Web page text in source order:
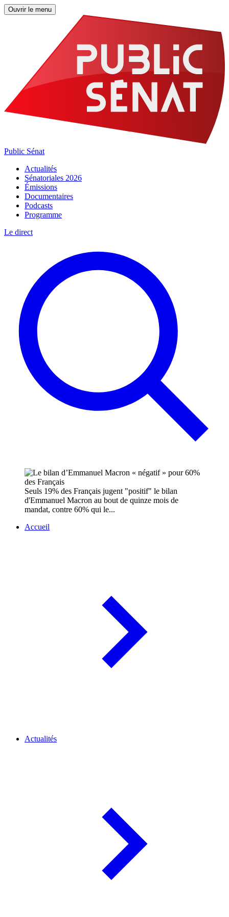
Ouvrir le menu
Public Sénat
Actualités
Sénatoriales 2026
Émissions
Documentaires
Podcasts
Programme
Le direct
Seuls 19% des Français jugent "positif" le bilan
d'Emmanuel Macron au bout de quinze mois de
mandat, contre 60% qui le...
Accueil
Actualités